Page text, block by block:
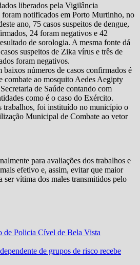
liberados pela Vigilância
notificados em Porto Murtinho, no
ano, 75 casos suspeitos de dengue,
24 foram negativos e 42
de sorologia. A mesma fonte dá
suspeitos de Zika vírus e três de
foram negativos.
baixos números de casos confirmados é
combate ao mosquito Aedes Aegipty
de Saúde contando com
como é o caso do Exército.
trabalhos, foi instituído no município o
Municipal de Combate ao vetor
para avaliações dos trabalhos e
efetivo e, assim, evitar que maior
ser vítima dos males transmitidos pelo
de Policia Cível de Bela Vista
de grupos de risco recebe